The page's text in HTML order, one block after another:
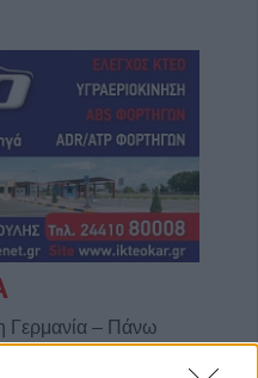
Γερμανία – Πάνω